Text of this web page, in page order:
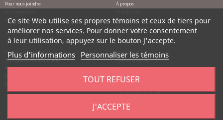
Pour nous joindre
Emplois
À propos
Crédits
Remerciements
Conditions d’utilisation
Politique de confidentialité
Politique contre le harcèlement
Mon compte
Mes commandes
Mes notes de crédit
Mes adresses
Mes informations personnelles
Mes bons de réduction
Ce site Web utilise ses propres témoins et ceux de tiers pour
améliorer nos services. Pour donner votre consentement
à leur utilisation, appuyez sur le bouton J'accepte.
Plus d'informations Personnaliser les témoins
TOUT REFUSER
J'ACCEPTE
Québec Amérique, tous droits réservés